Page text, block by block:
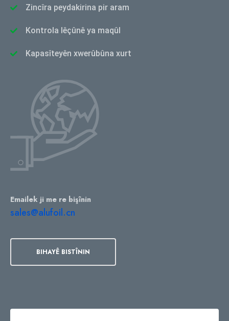
Zincîra peydakirina pir aram
Kontrola lêçûnê ya maqûl
Kapasîteyên xwerûbûna xurt
Emailek ji me re bişînin
sales@alufoil.cn
BIHAYÊ BISTÎNIN